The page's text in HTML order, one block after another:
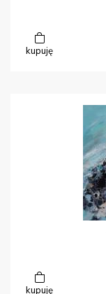
kupuję
kupuję